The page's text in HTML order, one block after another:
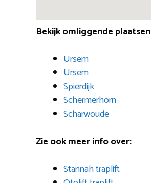
Bekijk omliggende plaatsen
Ursem
Ursem
Spierdijk
Schermerhorn
Scharwoude
Zie ook meer info over:
Stannah traplift